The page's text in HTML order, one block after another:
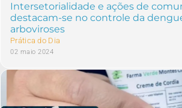
Intersetorialidade e ações de
destacam-se no controle da
arboviroses
Prática do Dia
02 maio 2024